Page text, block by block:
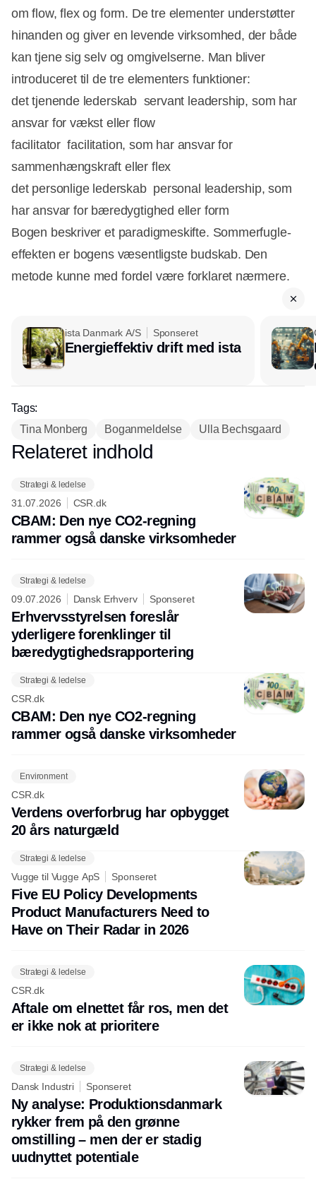
om flow, flex og form. De tre elementer understøtter
hinanden og giver en levende virksomhed, der både
kan tjene sig selv og omgivelserne. Man bliver
introduceret til de tre elementers funktioner:
det tjenende lederskab  servant leadership, som har
ansvar for vækst eller flow
facilitator  facilitation, som har ansvar for
sammenhængskraft eller flex
det personlige lederskab  personal leadership, som
har ansvar for bæredygtighed eller form
Bogen beskriver et paradigmeskifte. Sommerfugle-
effekten er bogens væsentligste budskab. Den
metode kunne med fordel være forklaret nærmere.
ista Danmark A/S Sponseret
Energieffektiv drift med ista
Tags:
Tina Monberg
Boganmeldelse Ulla Bechsgaard
Annonce
Relateret indhold
Strategi & ledelse
31.07.2026 CSR.dk
CBAM: Den nye CO2-regning
rammer også danske virksomheder
Strategi & ledelse
09.07.2026 Dansk Erhverv Sponseret
Erhvervsstyrelsen foreslår
yderligere forenklinger til
bæredygtighedsrapportering
Strategi & ledelse
CSR.dk
CBAM: Den nye CO2-regning
rammer også danske virksomheder
Environment
CSR.dk
Verdens overforbrug har opbygget
20 års naturgæld
Strategi & ledelse
Vugge til Vugge ApS Sponseret
Five EU Policy Developments
Product Manufacturers Need to
Have on Their Radar in 2026
Strategi & ledelse
CSR.dk
Aftale om elnettet får ros, men det
er ikke nok at prioritere
Strategi & ledelse
Dansk Industri Sponseret
Ny analyse: Produktionsdanmark
rykker frem på den grønne
omstilling – men der er stadig
uudnyttet potentiale